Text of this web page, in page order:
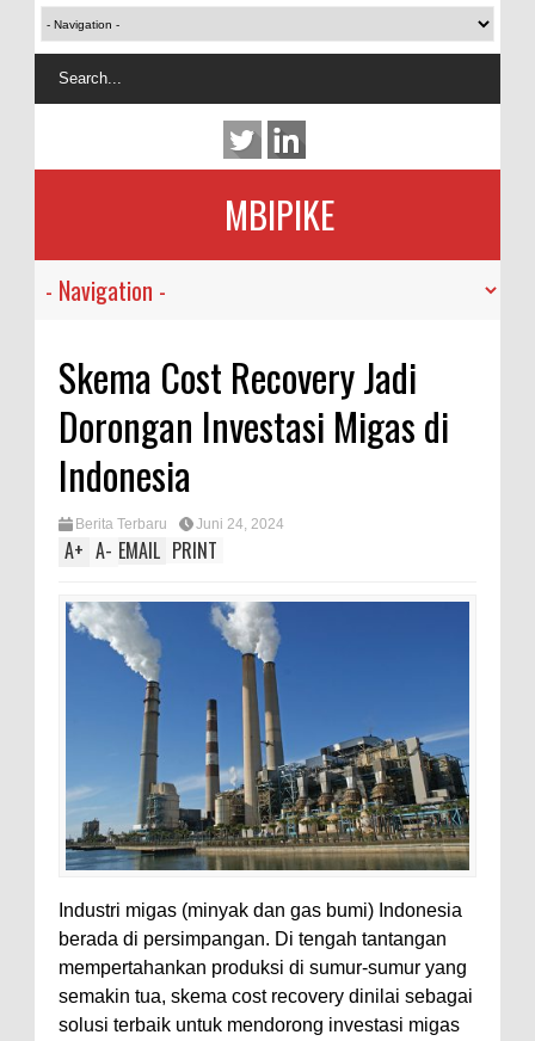
MBIPIKE
Skema Cost Recovery Jadi
Dorongan Investasi Migas di
Indonesia
Berita Terbaru Juni 24, 2024
A+ A- EMAIL PRINT
Industri migas (minyak dan gas bumi) Indonesia
berada di persimpangan. Di tengah tantangan
mempertahankan produksi di sumur-sumur yang
semakin tua, skema cost recovery dinilai sebagai
solusi terbaik untuk mendorong investasi migas